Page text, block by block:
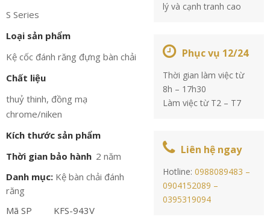
S Series
Loại sản phẩm
Kệ cốc đánh răng đựng bàn chải
Chất liệu
thuỷ thinh, đồng mạ
chrome/niken
Kích thước sản phẩm
Thời gian bảo hành 2 năm
Danh mục: Kệ bàn chải đánh
răng
Mã SP
KFS-943V
lý và cạnh tranh cao
Phục vụ 12/24
Thời gian làm việc từ
8h – 17h30
Làm việc từ T2 – T7
Liên hệ ngay
Hotline:0988089483 –
0904152089 –
0395319094